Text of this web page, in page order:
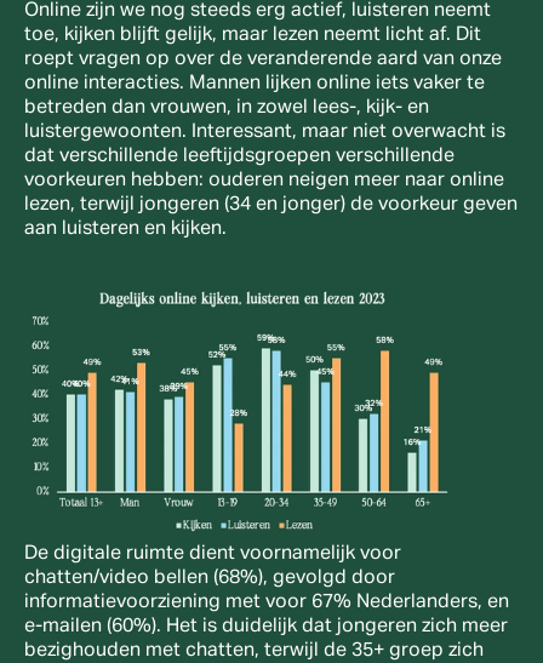
Online zijn we nog steeds erg actief, luisteren neemt
toe, kijken blijft gelijk, maar lezen neemt licht af. Dit
roept vragen op over de veranderende aard van onze
online interacties. Mannen lijken online iets vaker te
betreden dan vrouwen, in zowel lees-, kijk- en
luistergewoonten. Interessant, maar niet overwacht is
dat verschillende leeftijdsgroepen verschillende
voorkeuren hebben: ouderen neigen meer naar online
lezen, terwijl jongeren (34 en jonger) de voorkeur geven
aan luisteren en kijken.
De digitale ruimte dient voornamelijk voor
chatten/video bellen (68%), gevolgd door
informatievoorziening met voor 67% Nederlanders, en
e-mailen (60%). Het is duidelijk dat jongeren zich meer
bezighouden met chatten, terwijl de 35+ groep zich